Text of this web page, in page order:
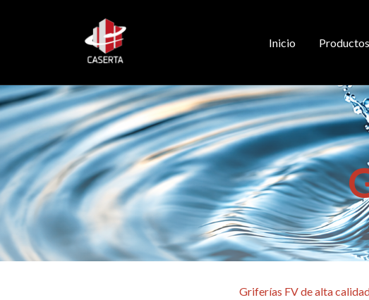
Inicio Productos
Griferías FV de alta